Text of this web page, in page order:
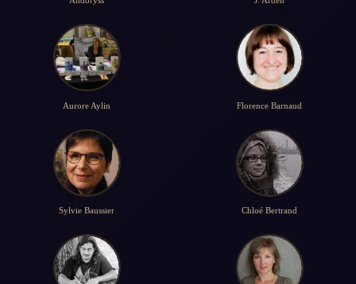
Aurore Aylin Florence Barnaud
Sylvie Baussier Chloé Bertrand